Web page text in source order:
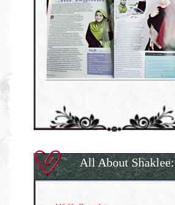
All About Shaklee: